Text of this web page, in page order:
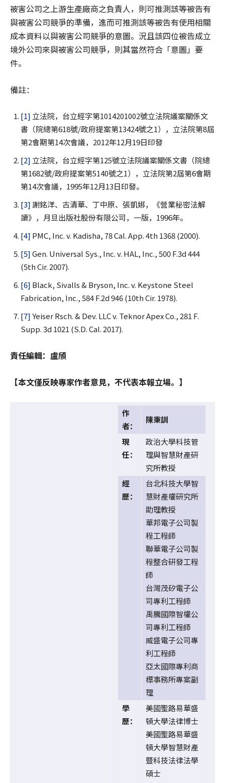
被害公司之上游生產廠商之負責人，則可推測該等被告有
與被害公司競爭的準備，進而可推測該等被告有使用相關
成本資料以與被害公司競爭的意圖。況且該四位被告成立
境外公司來與被害公司競爭，則其當然符合「意圖」要
件。
備註：
[1] 立法院，台立經字第1014201002號立法院議案關係文
書（院總第618號/政府提案第13424號之1），立法院第8屆
第2會期第14次會議，2012年12月19日印發
[2] 立法院，台立經字第125號立法院議案關係文書（院總
第1682號/政府提案第5140號之1），立法院第2屆第6會期
第14次會議，1995年12月13日印發。
[3] 謝銘洋、古清華、丁中原、張凱娜，《營業秘密法解
讀》，月旦出版社股份有限公司，一版，1996年。
[4] PMC, Inc. v. Kadisha, 78 Cal. App. 4th 1368 (2000).
[5]Gen. Universal Sys., Inc. v. HAL, Inc., 500 F.3d 444
(5th Cir. 2007).
[6] Black, Sivalls & Bryson, Inc. v. Keystone Steel
Fabrication, Inc., 584 F.2d 946 (10th Cir. 1978).
[7]Yeiser Rsch. & Dev. LLC v. Teknor Apex Co., 281 F.
Supp. 3d 1021 (S.D. Cal. 2017).
責任編輯：盧頎
【本文僅反映專家作者意見，不代表本報立場。】
作
者：
陳秉訓
現
任：
政治大學科技管
理與智慧財產研
究所教授
經
歷：
台北科技大學智
慧財產權研究所
助理教授
華邦電子公司製
程工程師
聯華電子公司製
程整合研發工程
師
台灣茂矽電子公
司專利工程師
禹騰國際智權公
司專利工程師
威盛電子公司專
利工程師
亞太國際專利商
標事務所專案副
理
學
歷：
美國聖路易華盛
頓大學法律博士
美國聖路易華盛
頓大學智慧財產
暨科技法律法學
碩士